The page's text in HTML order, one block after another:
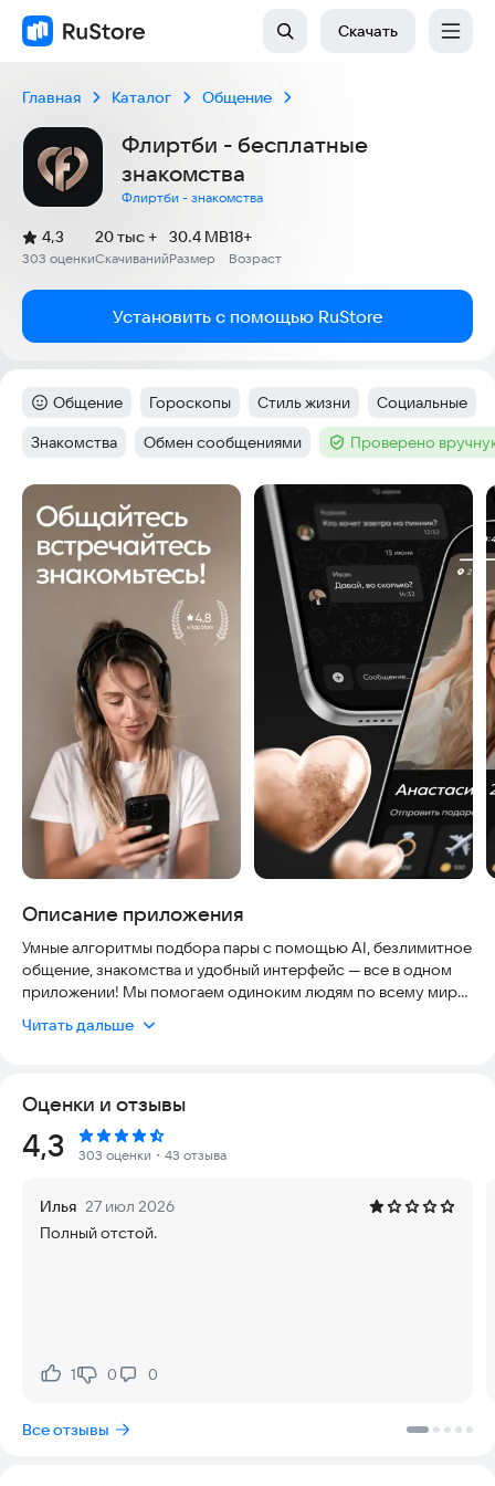
Скачать
Главная Каталог Общение
Флиртби - бесплатные
знакомства
Флиртби - знакомства
Рейтинг:
4,3
(
303 оценки
)
Скачиваний
20 тыс +
Размер
30.4 MB
Возраст
18+
Установить с помощью RuStore
Категория:
Общение Тег:
Гороскопы Тег:
Стиль жизни Тег:
Социальные
Тег:
Знакомства Тег:
Обмен сообщениями Тег :Проверено
Скриншоты
Описание приложения
Умные алгоритмы подбора пары с помощью AI, безлимитное
общение, знакомства и удобный интерфейс — все в одном
приложении! Мы помогаем одиноким людям по всему миру
находить настоящую любовь, более 1 миллиона реальных
Воронеж уже активно пользуются приложением. А что еще:
Регистрируйся и верифицируй свой аккаунт, загружай
фотографии, напиши немного о себе, настрой фильтры и
людей, которые лучше всего подходят именно тебе.
Общение с теми, кто разделяет твои взгляды на жизнь,
Читать дальше
Оценки и отзывы
Рейтинг:
4,3 303 оценки ・43 отзыва
Илья 27 июл 2026
Полный отстой.
Нравится:
1Не нравится:
0 0
Все отзывы